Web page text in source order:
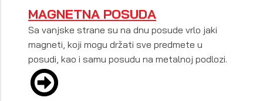
MAGNETNA POSUDA
Sa vanjske strane su na dnu posude vrlo jaki
magneti, koji mogu držati sve predmete u
posudi, kao i samu posudu na metalnoj podlozi.